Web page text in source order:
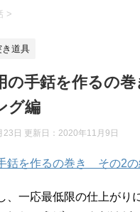
>
き道具
の手銛を作るの
グ編
日 更新日： 2020年11月9日
銛を作るの巻き その2の
、一応最低限の仕上がり